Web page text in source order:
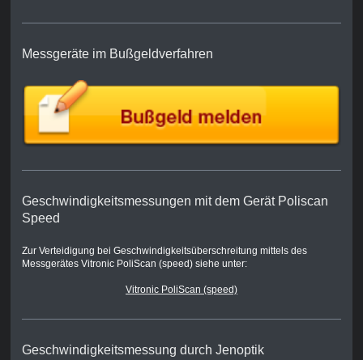
Messgeräte im Bußgeldverfahren
Geschwindigkeitsmessungen mit dem Gerät Poliscan
Speed
Zur Verteidigung bei Geschwindigkeitsüberschreitung mittels des
Messgerätes Vitronic PoliScan (speed) siehe unter:
Vitronic PoliScan (speed)
Geschwindigkeitsmessung durch Jenoptik